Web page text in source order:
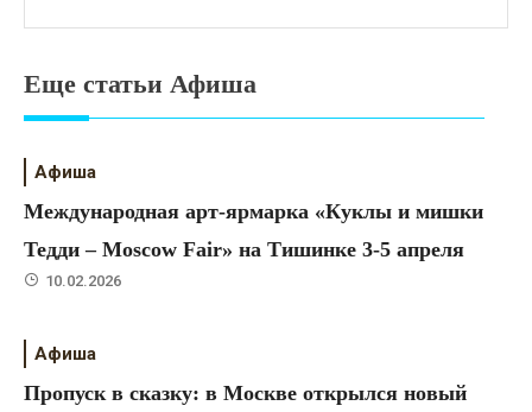
Еще статьи Афиша
Афиша
Международная арт-ярмарка «Куклы и мишки
Тедди – Moscow Fair» на Тишинке 3-5 апреля
10.02.2026
Афиша
Пропуск в сказку: в Москве открылся новый